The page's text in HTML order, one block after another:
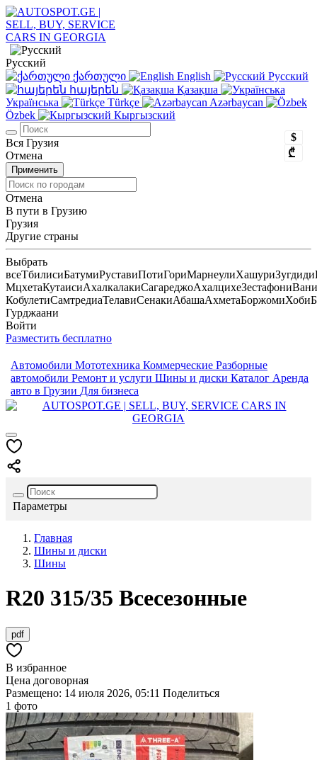
Русский
ქართული
English
Русский
հայերեն
Қазақша
Українська
Türkçe
Azərbaycan
Özbek
Кыргызский
$
₾
Вся Грузия
Отмена
Применить
Отмена
В пути в Грузию
Грузия
Другие страны
Выбрать
всеТбилисиБатумиРуставиПотиГориМарнеулиХашуриЗугдиди
МцхетаКутаисиАхалкалакиСагареджоАхалцихеЗестафониВани
КобулетиСамтредиаТелавиСенакиАбашаАхметаБоржомиХоби
Гурджаани
Войти
Разместить бесплатно
Автомобили Мототехника Коммерческие Разборные
автомобили Ремонт и услуги Шины и диски Каталог Аренда
авто в Грузии Для бизнеса
Параметры
Главная
Шины и диски
Шины
R20 315/35 Всесезонные
pdf
В избранное
Цена договорная
Размещено: 14 июля 2026, 05:11 Поделиться
1 фото